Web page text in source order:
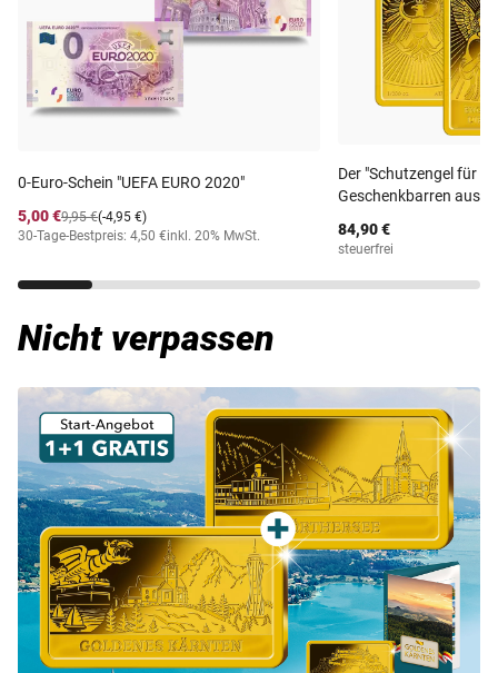
0-Euro-Schein "UEFA EURO 2020"
5,00 €
(-4,95 €)
9,95 €
30-Tage-Bestpreis: 4,50 €inkl. 20% MwSt.
Der "Schutzengel für
Geschenkbarren aus
84,90 €
steuerfrei
Nicht verpassen